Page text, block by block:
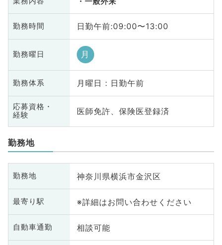
勤務時間 日勤午前:09:00〜13:00
勤務曜日 月
勤務体系 月曜日 : 日勤午前
応募資格・
経験
医師免許、保険医登録済
勤務地
勤務地 神奈川県横浜市金沢区
最寄り駅 ※詳細はお問い合わせください
自動車通勤 相談可能